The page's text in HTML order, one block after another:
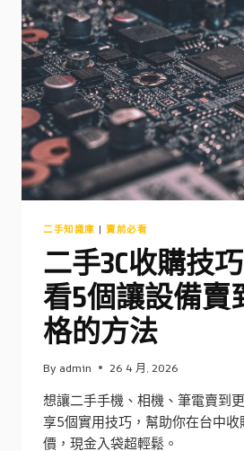
判
斷？
對
二
手
價
影
響
多
大
二手知識庫 |賣前必看
二手3C收購技
看5個讓設備賣
格的方法
By admin 26 4 月, 2026
想讓二手手機、相機、筆電賣到
享5個實用技巧，幫助你在台中收
價，現金入袋超輕鬆。